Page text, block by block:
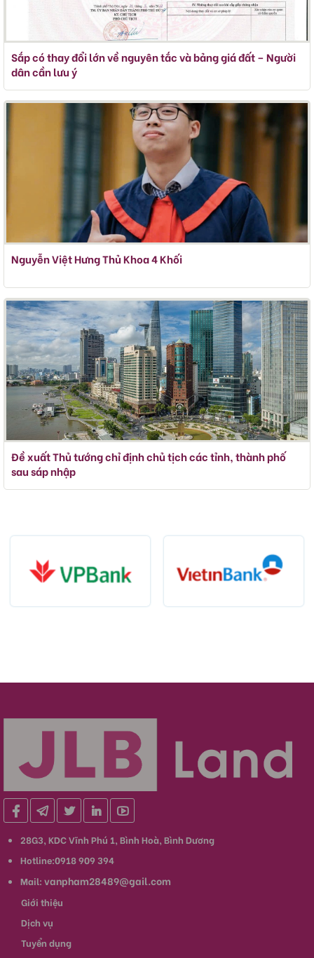
Sắp có thay đổi lớn về nguyên tắc và bảng giá đất – Người
dân cần lưu ý
Nguyễn Việt Hưng Thủ Khoa 4 Khối
Đề xuất Thủ tướng chỉ định chủ tịch các tỉnh, thành phố
sau sáp nhập
28G3, KDC Vĩnh Phú 1, Bình Hoà, Bình Dương
Hotline:0918 909 394
Mail: vanpham28489@gail.com
Giới thiệu
Dịch vụ
Tuyển dụng